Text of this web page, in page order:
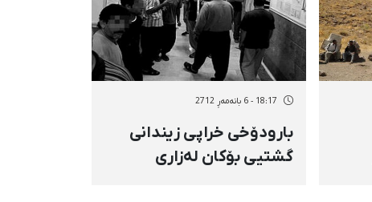
18:17 - 6 بانەمەڕ 2712
بارودۆخی خراپی زیندانی
گشتیی بۆكان لەزاری